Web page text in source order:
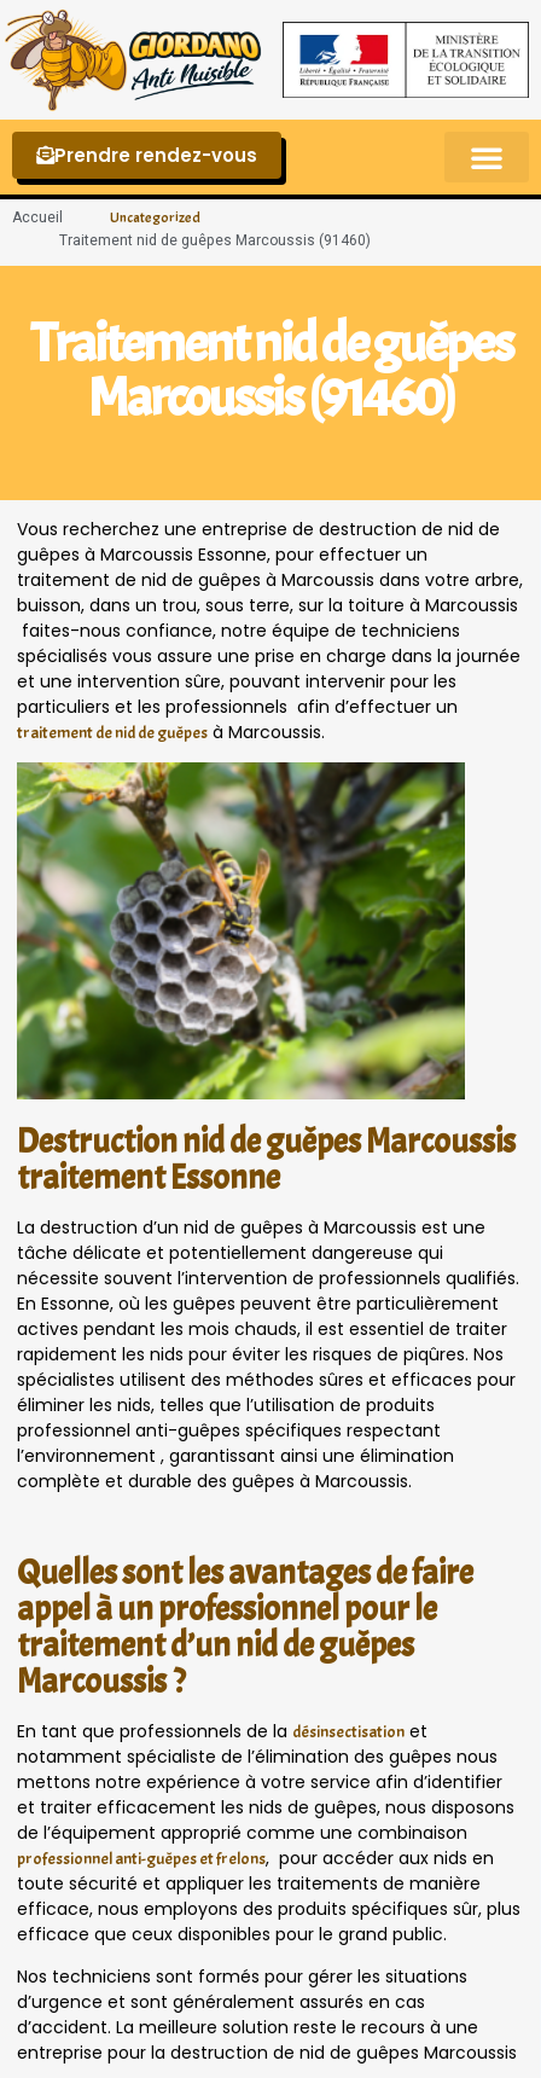
Prendre rendez-vous
Accueil Uncategorized
Traitement nid de guêpes Marcoussis (91460)
Traitement nid de guêpes
Marcoussis (91460)
Vous recherchez une entreprise de destruction de nid de
guêpes à Marcoussis Essonne, pour effectuer un
traitement de nid de guêpes à Marcoussis dans votre arbre,
buisson, dans un trou, sous terre, sur la toiture à Marcoussis
faites-nous confiance, notre équipe de techniciens
spécialisés vous assure une prise en charge dans la journée
et une intervention sûre, pouvant intervenir pour les
particuliers et les professionnels afin d’effectuer un
traitement de nid de guêpes à Marcoussis.
Destruction nid de guêpes Marcoussis
traitement Essonne
La destruction d’un nid de guêpes à Marcoussis est une
tâche délicate et potentiellement dangereuse qui
nécessite souvent l’intervention de professionnels qualifiés.
En Essonne, où les guêpes peuvent être particulièrement
actives pendant les mois chauds, il est essentiel de traiter
rapidement les nids pour éviter les risques de piqûres. Nos
spécialistes utilisent des méthodes sûres et efficaces pour
éliminer les nids, telles que l’utilisation de produits
professionnel anti-guêpes spécifiques respectant
l’environnement , garantissant ainsi une élimination
complète et durable des guêpes à Marcoussis.
Quelles sont les avantages de faire
appel à un professionnel pour le
traitement d’un nid de guêpes
Marcoussis ?
En tant que professionnels de la désinsectisation et
notamment spécialiste de l’élimination des guêpes nous
mettons notre expérience à votre service afin d’identifier
et traiter efficacement les nids de guêpes, nous disposons
de l’équipement approprié comme une combinaison
professionnel anti-guêpes et frelons, pour accéder aux nids en
toute sécurité et appliquer les traitements de manière
efficace, nous employons des produits spécifiques sûr, plus
efficace que ceux disponibles pour le grand public.
Nos techniciens sont formés pour gérer les situations
d’urgence et sont généralement assurés en cas
d’accident. La meilleure solution reste le recours à une
entreprise pour la destruction de nid de guêpes Marcoussis